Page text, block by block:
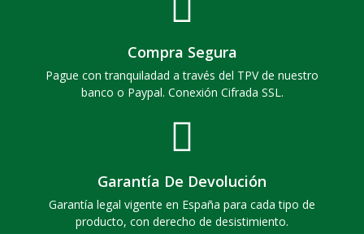
Compra Segura
Pague con tranquiladad a través del TPV de nuestro
banco o Paypal. Conexión Cifrada SSL.
Garantía De Devolución
Garantía legal vigente en España para cada tipo de
producto, con derecho de desistimiento.